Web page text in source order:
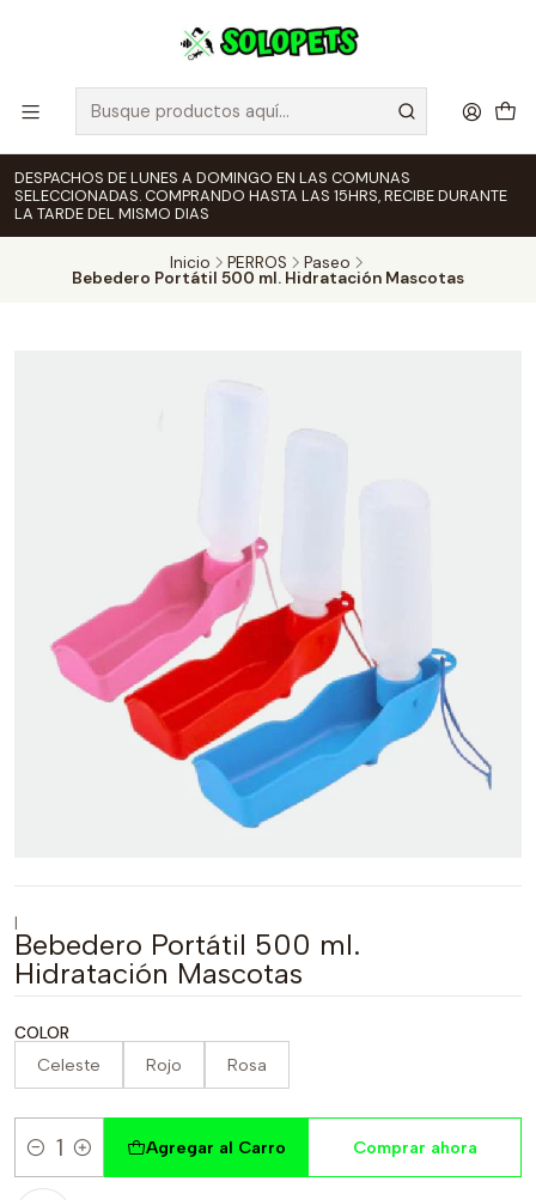
DESPACHOS DE LUNES A DOMINGO EN LAS COMUNAS
SELECCIONADAS. COMPRANDO HASTA LAS 15HRS, RECIBE DURANTE
LA TARDE DEL MISMO DIAS
Inicio PERROS Paseo
Bebedero Portátil 500 ml. Hidratación Mascotas
|
Bebedero Portátil 500 ml.
Hidratación Mascotas
COLOR
Celeste Rojo Rosa
Cantidad
Agregar al Carro Comprar ahora